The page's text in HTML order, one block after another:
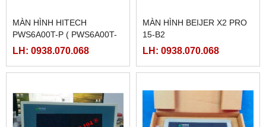
MÀN HÌNH HITECH
PWS6A00T-P ( PWS6A00T-
PE)
LH: 0938.070.068
MÀN HÌNH BEIJER X2 PRO
15-B2
LH: 0938.070.068